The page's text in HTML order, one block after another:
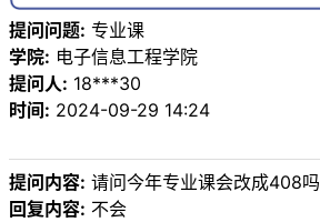
提问问题: 专业课
学院: 电子信息工程学院
提问人: 18***30
时间: 2024-09-29 14:24
提问内容: 请问今年专业课会改成408吗
回复内容: 不会